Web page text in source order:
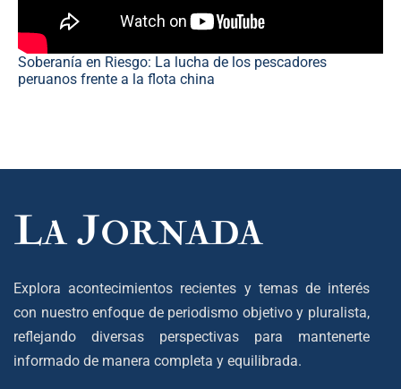
Soberanía en Riesgo: La lucha de los pescadores
peruanos frente a la flota china
Explora acontecimientos recientes y temas de interés
con nuestro enfoque de periodismo objetivo y pluralista,
reflejando diversas perspectivas para mantenerte
informado de manera completa y equilibrada.